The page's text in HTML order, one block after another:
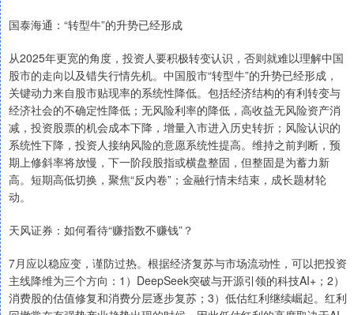
国泰海通：“转型牛”的升势已经形成
从2025年更宽的角度，投资人要积极转变认识，否则就难以理解中国
股市的走向以及错失行情先机。中国股市“转型牛”的升势已经形成，
关键动力来自股市贴现率的系统性降低。包括经济结构的有利转变与
经济社会的不确定性降低；无风险利率的降低，高收益无风险资产消
减，投资股票的机会成本下降，增量入市进入历史转折；风险认识的
系统性下降，投资人接纳风险的意愿系统性提高。维持之前判断，预
期上修斜率将放慢，下一阶段股指或横盘整固，但整固是为蓄力新
高。短期高低切换，聚焦“反内卷”；金融行情未结束，成长题材轮
动。
天风证券：如何看待“赚指数不赚钱”？
7月应以稳应变，谨防过热。根据经济复苏与市场流动性，可以把投资
主线降维为三个方向：1）DeepSeek突破与开源引领的科技AI+；2）
消费股的估值修复和消费分层逐步复苏；3）低估红利继续崛起。红利